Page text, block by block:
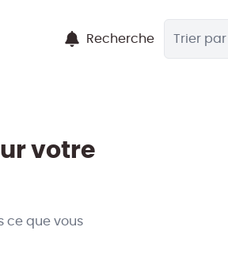
Recherche Trier par
votre
ce que vous